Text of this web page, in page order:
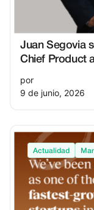
Juan Segovia
Chief Product
por
9 de junio, 2026
Actualidad